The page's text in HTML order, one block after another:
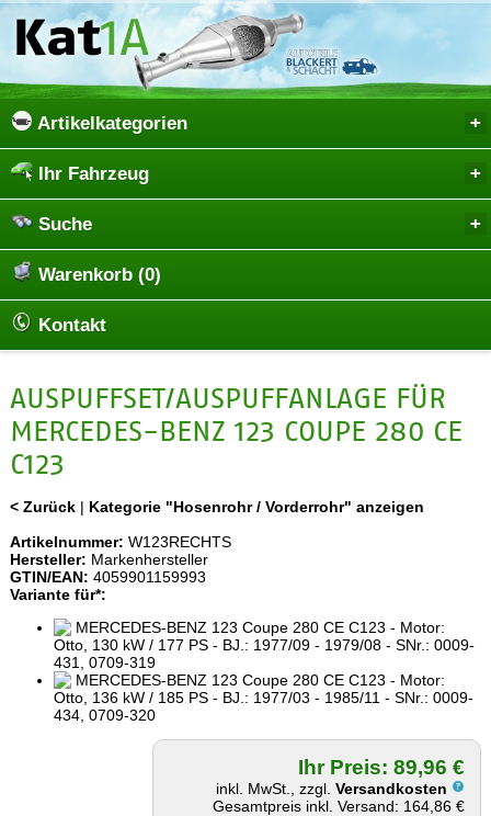
Artikelkategorien
Ihr Fahrzeug
Suche
Warenkorb (0)
Kontakt
AUSPUFFSET/AUSPUFFANLAGE FÜR
MERCEDES-BENZ 123 COUPE 280 CE
C123
< Zurück| Kategorie "Hosenrohr / Vorderrohr" anzeigen
Artikelnummer: W123RECHTS
Hersteller: Markenhersteller
GTIN/EAN: 4059901159993
Variante für*:
MERCEDES-BENZ 123 Coupe 280 CE C123 - Motor:
Otto, 130 kW / 177 PS - BJ.: 1977/09 - 1979/08 - SNr.: 0009-
431, 0709-319
MERCEDES-BENZ 123 Coupe 280 CE C123 - Motor:
Otto, 136 kW / 185 PS - BJ.: 1977/03 - 1985/11 - SNr.: 0009-
434, 0709-320
Ihr Preis: 89,96 €
inkl. MwSt., zzgl.Versandkosten
Gesamtpreis inkl. Versand: 164,86 €